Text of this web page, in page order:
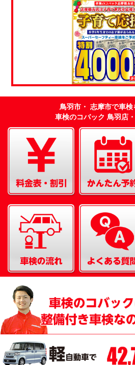
鳥羽市・ 志摩市で車検
車検のコバック 鳥羽店